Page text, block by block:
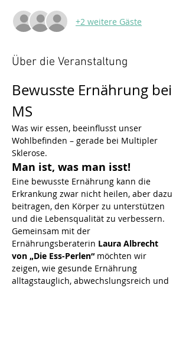
+2 weitere Gäste
Über die Veranstaltung
Bewusste Ernährung bei
MS
Was wir essen, beeinflusst unser
Wohlbefinden – gerade bei Multipler
Sklerose.
Man ist, was man isst!
Eine bewusste Ernährung kann die
Erkrankung zwar nicht heilen, aber dazu
beitragen, den Körper zu unterstützen
und die Lebensqualität zu verbessern.
Gemeinsam mit der
Ernährungsberaterin Laura Albrecht
von „Die Ess-Perlen“ möchten wir
zeigen, wie gesunde Ernährung
alltagstauglich, abwechslungsreich und